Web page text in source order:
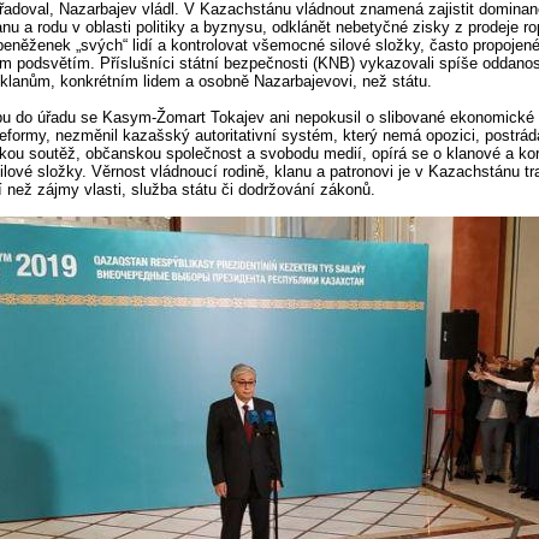
Nazarbajev vládl. V Kazachstánu vládnout znamená zajistit
a rodu v oblasti politiky a byznysu, odklánět nebetyčné zisky z prodeje
„svých“ lidí a kontrolovat všemocné silové složky, často
podsvětím. Příslušníci státní bezpečnosti (KNB) vykazovali spíše
konkrétním lidem a osobně Nazarbajevovi, než státu.
do úřadu se Kasym-Žomart Tokajev ani nepokusil o slibované ekonomické
nezměnil kazašský autoritativní systém, který nemá opozici,
soutěž, občanskou společnost a svobodu medií, opírá se o klanové a
složky. Věrnost vládnoucí rodině, klanu a patronovi je v Kazachstánu
než zájmy vlasti, služba státu či dodržování zákonů.